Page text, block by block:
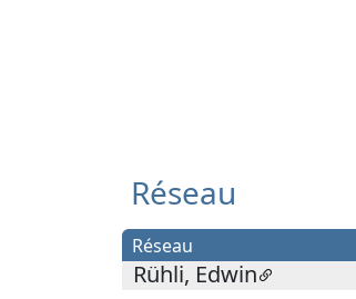
Réseau
Réseau
Rühli, Edwin